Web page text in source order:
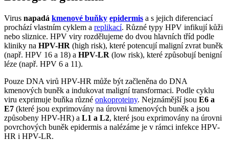
Virus napadá kmenové buňky epidermis a s jejich diferenciací
prochází vlastním cyklem a replikací. Různé typy HPV infikují kůži
nebo sliznice. HPV viry rozdělujeme do dvou hlavních tříd podle
kliniky na HPV-HR (high risk), které potencují maligní zvrat buněk
(např. HPV 16 a 18) a HPV-LR (low risk), které způsobují benigní
léze (např. HPV 6 a 11).
Pouze DNA virů HPV-HR může být začleněna do DNA
kmenových buněk a indukovat maligní transformaci. Podle cyklu
viru exprimuje buňka různé onkoproteiny. Nejznámější jsou E6 a
E7 (které jsou exprimovány na úrovni kmenových buněk a jsou
způsobeny HPV-HR) a L1 a L2, které jsou exprimovány na úrovni
povrchových buněk epidermis a nalézáme je v rámci infekce HPV-
HR i HPV-LR.